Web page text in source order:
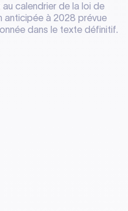
calendrier de la loi de
anticipée à 2028 prévue
dans le texte définitif.